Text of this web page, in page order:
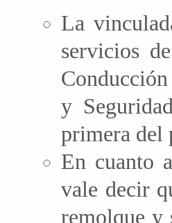
La
servicios
y
primera del
En cuanto
vale decir
remolque y